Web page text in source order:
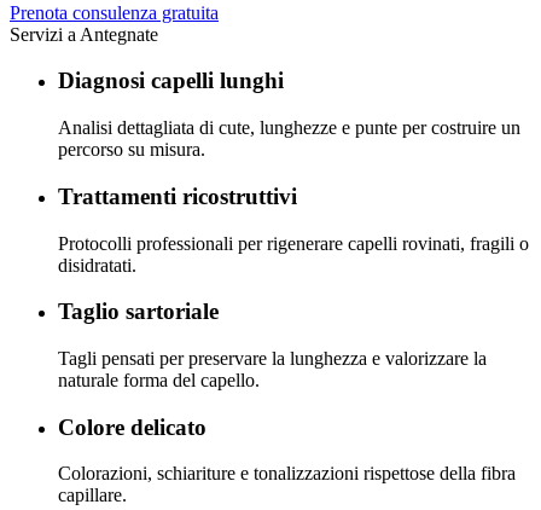
Prenota consulenza gratuita
Servizi a Antegnate
Diagnosi capelli lunghi
Analisi dettagliata di cute, lunghezze e punte per costruire un
percorso su misura.
Trattamenti ricostruttivi
Protocolli professionali per rigenerare capelli rovinati, fragili o
disidratati.
Taglio sartoriale
Tagli pensati per preservare la lunghezza e valorizzare la
naturale forma del capello.
Colore delicato
Colorazioni, schiariture e tonalizzazioni rispettose della fibra
capillare.